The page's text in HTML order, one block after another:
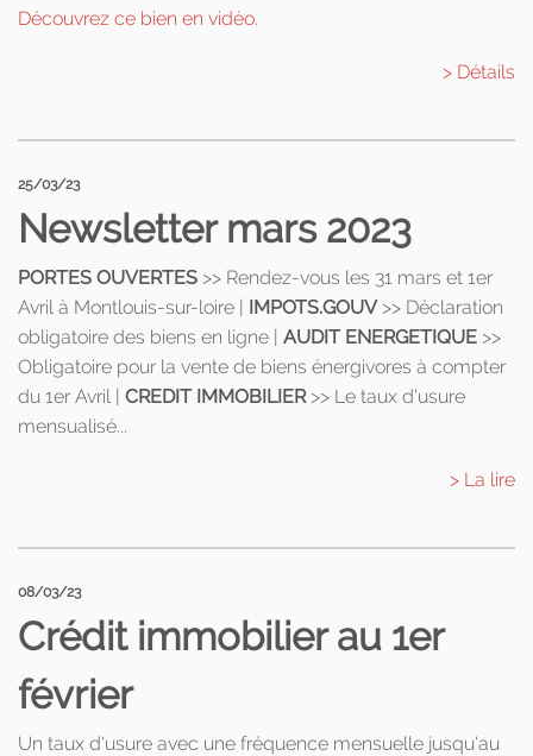
Découvrez ce bien en vidéo.
> Détails
25/03/23
Newsletter mars 2023
PORTES OUVERTES >> Rendez-vous les 31 mars et 1er
Avril à Montlouis-sur-loire | IMPOTS.GOUV>> Déclaration
obligatoire des biens en ligne | AUDIT ENERGETIQUE >>
Obligatoire pour la vente de biens énergivores à compter
du 1er Avril | CREDIT IMMOBILIER>> Le taux d'usure
mensualisé...
> La lire
08/03/23
Crédit immobilier au 1er
février
Un taux d'usure avec une fréquence mensuelle jusqu'au